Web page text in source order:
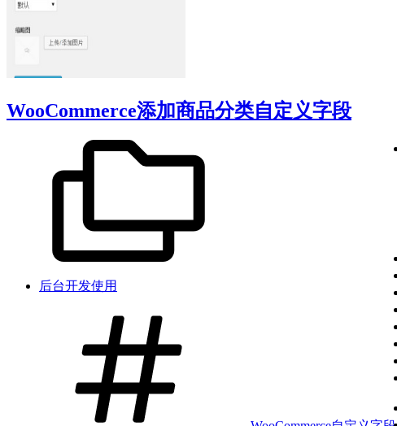
WooCommerce添加商品分类自定义字段
后台开发使用